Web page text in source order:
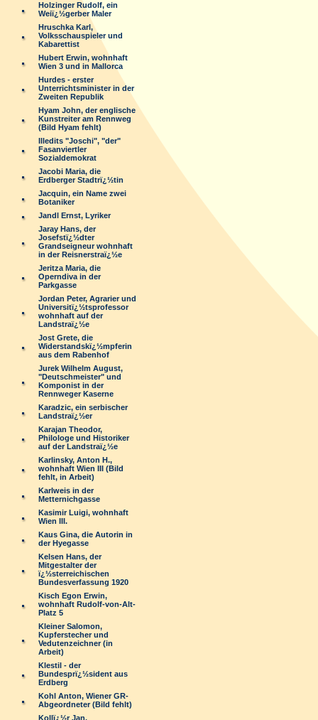
Holzinger Rudolf, ein
Weiï¿½gerber Maler
Hruschka Karl,
Volksschauspieler und
Kabarettist
Hubert Erwin, wohnhaft
Wien 3 und in Mallorca
Hurdes - erster
Unterrichtsminister in der
Zweiten Republik
Hyam John, der englische
Kunstreiter am Rennweg
(Bild Hyam fehlt)
Illedits "Joschi", "der"
Fasanviertler
Sozialdemokrat
Jacobi Maria, die
Erdberger Stadtrï¿½tin
Jacquin, ein Name zwei
Botaniker
Jandl Ernst, Lyriker
Jaray Hans, der
Josefstï¿½dter
Grandseigneur wohnhaft
in der Reisnerstraï¿½e
Jeritza Maria, die
Operndiva in der
Parkgasse
Jordan Peter, Agrarier und
Universitï¿½tsprofessor
wohnhaft auf der
Landstraï¿½e
Jost Grete, die
Widerstandskï¿½mpferin
aus dem Rabenhof
Jurek Wilhelm August,
"Deutschmeister" und
Komponist in der
Rennweger Kaserne
Karadzic, ein serbischer
Landstraï¿½er
Karajan Theodor,
Philologe und Historiker
auf der Landstraï¿½e
Karlinsky, Anton H.,
wohnhaft Wien III (Bild
fehlt, in Arbeit)
Karlweis in der
Metternichgasse
Kasimir Luigi, wohnhaft
Wien III.
Kaus Gina, die Autorin in
der Hyegasse
Kelsen Hans, der
Mitgestalter der
ï¿½sterreichischen
Bundesverfassung 1920
Kisch Egon Erwin,
wohnhaft Rudolf-von-Alt-
Platz 5
Kleiner Salomon,
Kupferstecher und
Vedutenzeichner (in
Arbeit)
Klestil - der
Bundesprï¿½sident aus
Erdberg
Kohl Anton, Wiener GR-
Abgeordneter (Bild fehlt)
Kollï¿½r Jan,